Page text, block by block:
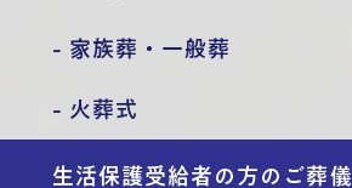
- 家族葬・一般葬
- 火葬式
生活保護受給者の方のご葬儀